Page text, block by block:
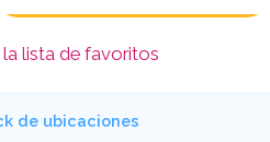
la lista de favoritos
de ubicaciones